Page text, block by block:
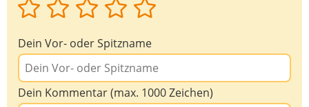
Dein Vor- oder Spitzname
Dein Kommentar (max. 1000 Zeichen)